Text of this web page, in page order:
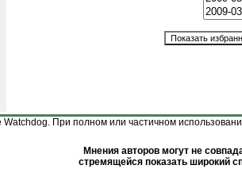
При полном или частичном
Мнения авторов могут не
стремящейся показать широкий